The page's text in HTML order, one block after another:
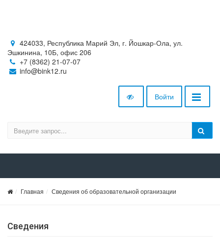
424033, Республика Марий Эл, г. Йошкар-Ола, ул.
Эшкинина, 10Б, офис 206
+7 (8362) 21-07-07
info@bink12.ru
Войти
Главная Сведения об образовательной организации
Сведения